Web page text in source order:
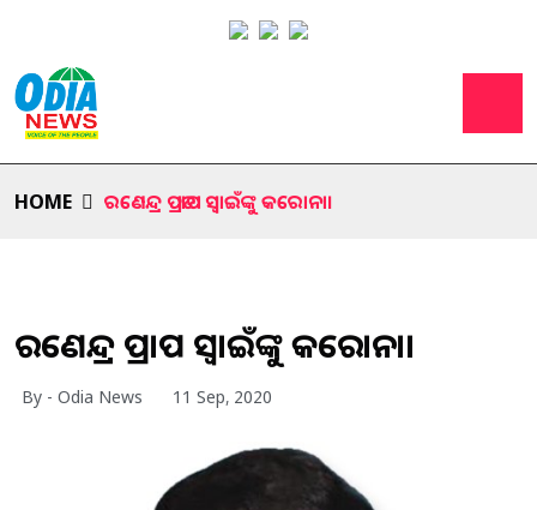
HOME ରଣେନ୍ଦ୍ର ପ୍ରତାପ ସ୍ବାଇଁଙ୍କୁ କରୋନା।
ରଣେନ୍ଦ୍ର ପ୍ରତାପ ସ୍ବାଇଁଙ୍କୁ କରୋନା।
By - Odia News 11 Sep, 2020